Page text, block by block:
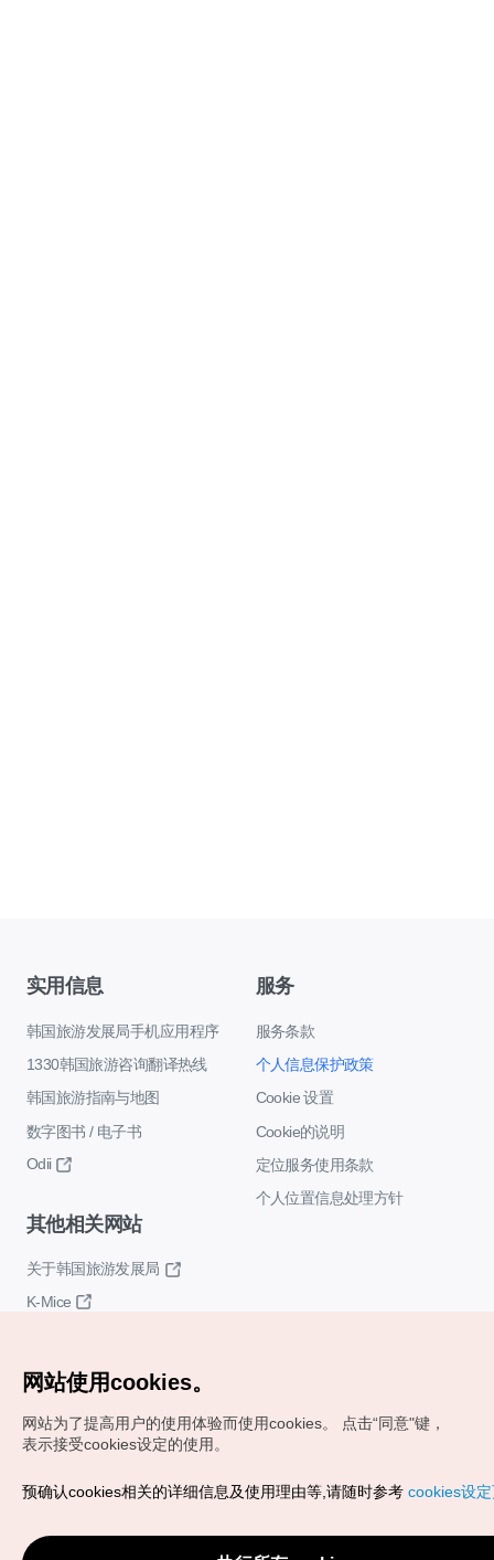
实用信息
韩国旅游发展局手机应用程序
1330韩国旅游咨询翻译热线
韩国旅游指南与地图
数字图书 / 电子书
Odii
服务
服务条款
个人信息保护政策
Cookie 设置
Cookie的说明
定位服务使用条款
个人位置信息处理方针
其他相关网站
关于韩国旅游发展局
K-Mice
Copyrights (c) 韩国旅游发展局版权所有
VISITKOREA官方邮箱
chnsim@knto.or.kr
网站使用cookies。
网站为了提高用户的使用体验而使用cookies。
点击“同意"键，
表示接受cookies设定的使用。
预确认cookies相关的详细信息及使用理由等,请随时参考 cookies设